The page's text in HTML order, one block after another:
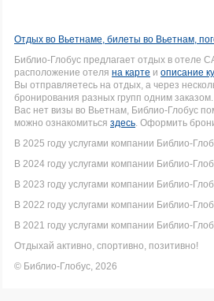
Отдых во Вьетнаме, билеты во Вьетнам,
Библио-Глобус предлагает отдых в отеле
расположение отеля на карте и описание
Вы отправляетесь на отдых, а через
бронирования разных групп одним
Вас нет визы во Вьетнам, Библио-Глобус
можно ознакомиться здесь. Оформить
В 2025 году услугами компании Библио-
В 2024 году услугами компании Библио-
В 2023 году услугами компании Библио-
В 2022 году услугами компании Библио-
В 2021 году услугами компании Библио-
Отдыхай активно, спортивно, позитивно!
© Библио-Глобус, 2026